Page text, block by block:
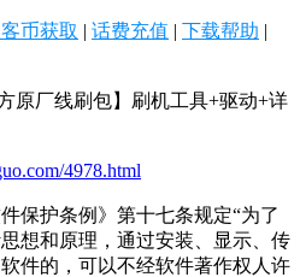
币获取 | 话费充值 | 下载帮助 |
原厂线刷包】刷机工具+驱动+详
4978.html
保护条例》第十七条规定“为了
想和原理，通过安装、显示、传
件的，可以不经软件著作权人许